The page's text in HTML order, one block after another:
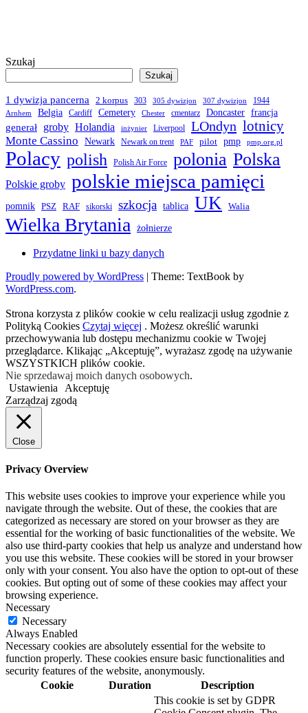
Szukaj
Szukaj
1 dywizja pancerna 2 korpus 303 305 dywizjon 307 dywizjon 1944
Arnhem Belgia Cardiff Cemetery Chester cmentarz Doncaster francja
generał
groby Holandia inżynier Liverpool LOndyn lotnicy
Monte Cassino Newark Newark on trent PAF pilot pmp pmp.org.pl
Polacy polish Polish Air Force polonia Polska
Polskie groby polskie miejsca pamięci
pomnik PSZ RAF sikorski szkocja tablica UK Walia
Wielka Brytania żołnierze
Przydatne linki u bazy danych
Proudly powered by WordPress | Theme: TextBook by
WordPress.com.
Strona korzysta z plików cookie w celu realizacji usług zgodnie z
Polityką Cookies Czytaj więcej . Możesz określić warunki
przechowywania lub dostępu mechanizmu cookie w Twojej
przeglądarce. Klikając „Akceptuję”, wyrażasz zgodę na używanie
WSZYSTKICH plików cookie.
Nie sprzedawaj moich danych osobowych.
Ustawienia
Akceptuję
Zarządzaj zgodą
Close
Privacy Overview
This website uses cookies to improve your experience while you
navigate through the website. Out of these, the cookies that are
categorized as necessary are stored on your browser as they are
essential for the working of basic functionalities of the website. We
also use third-party cookies that help us analyze and understand how
you use this website. These cookies will be stored in your browser
only with your consent. You also have the option to opt-out of these
cookies. But opting out of some of these cookies may affect your
browsing experience.
Necessary
Necessary
Always Enabled
Necessary cookies are absolutely essential for the website to
function properly. These cookies ensure basic functionalities and
security features of the website, anonymously.
Cookie
Duration Description
This cookie is set by GDPR